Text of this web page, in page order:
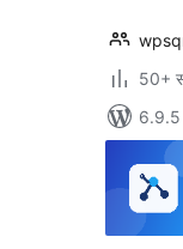
50+
6.9.5